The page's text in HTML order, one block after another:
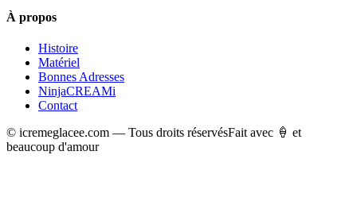
À propos
Histoire
Matériel
Bonnes Adresses
NinjaCREAMi
Contact
© icremeglacee.com — Tous droits réservésFait avec 🍦 et
beaucoup d'amour